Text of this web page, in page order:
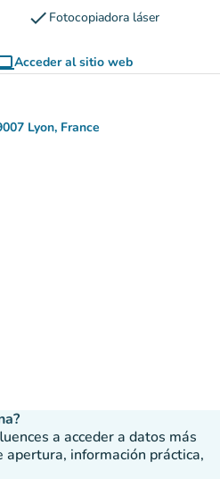
check Fotocopiadora láser
Acceder al sitio web
(nueva pestaña)
Lyon, France
Google Maps)
a acceder a datos más
apertura, información práctica,